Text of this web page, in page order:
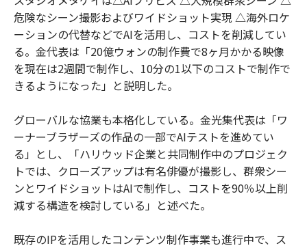
危険なシーン撮影およびワイドショット実現 △海外ロケ
ーションの代替などでAIを活用し、コストを削減してい
る。金代表は「20億ウォンの制作費で8ヶ月かかる映像
を現在は2週間で制作し、10分の1以下のコストで制作で
きるようになった」と説明した。
グローバルな協業も本格化している。金光集代表は「ワ
ーナーブラザーズの作品の一部でAIテストを進めてい
る」とし、「ハリウッド企業と共同制作中のプロジェク
トでは、クローズアップは有名俳優が撮影し、群衆シー
ンとワイドショットはAIで制作し、コストを90％以上削
減する構造を検討している」と述べた。
既存のIPを活用したコンテンツ制作事業も進行中で、ス